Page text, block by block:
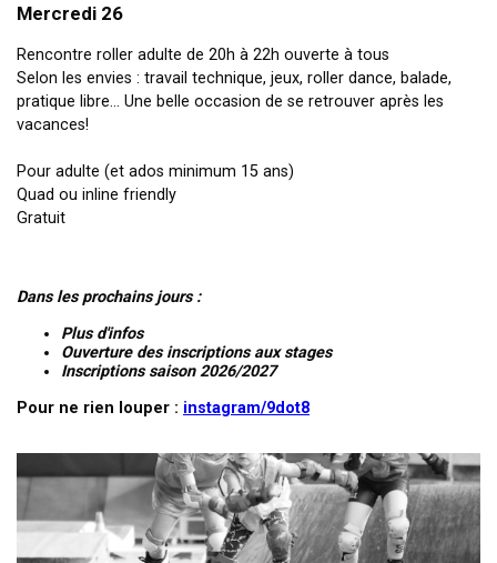
Mercredi 26
Rencontre roller adulte de 20h à 22h ouverte à tous
Selon les envies : travail technique, jeux, roller dance, balade,
pratique libre... Une belle occasion de se retrouver après les
vacances!
Pour adulte (et ados minimum 15 ans)
Quad ou inline friendly
Gratuit
Dans les prochains jours :
Plus d'infos
Ouverture des inscriptions aux stages
Inscriptions saison 2026/2027
Pour ne rien louper : instagram/9dot8